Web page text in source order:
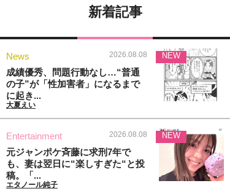
新着記事
News 2026.08.08
成績優秀、問題行動なし…“普通
の子”が「性加害者」になるまで
に起き...
大夏えい
NEW
Entertainment 2026.08.08
元ジャンポケ斉藤に求刑7年で
も、妻は翌日に“楽しすぎた“と投
稿。「...
エタノール純子
NEW